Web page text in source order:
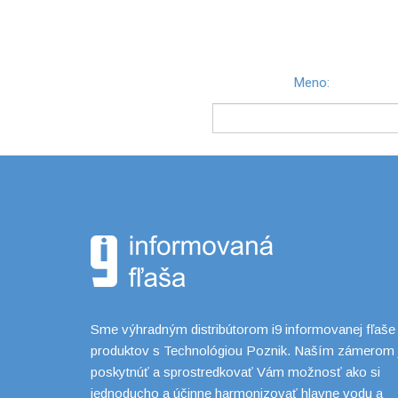
Meno:
Sme výhradným distribútorom i9 informovanej fľaše
produktov s Technológiou Poznik. Naším zámerom
poskytnúť a sprostredkovať Vám možnosť ako si
jednoducho a účinne harmonizovať hlavne vodu a